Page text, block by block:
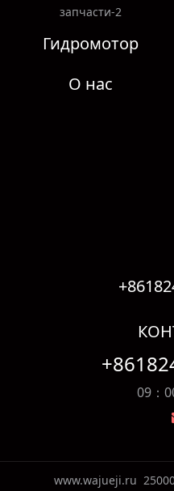
запчасти-2
Гидромотор
О нас
09：
www.wajueji.ru